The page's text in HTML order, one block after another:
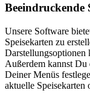
Beeindruckende
Unsere Software
Speisekarten zu
Darstellungsoptionen
Außerdem kannst
Deiner Menüs
aktuelle Speisekarten